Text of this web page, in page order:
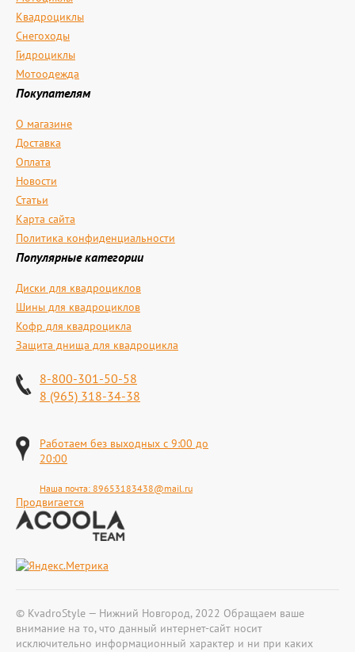
Квадроциклы
Снегоходы
Гидроциклы
Мотоодежда
Покупателям
О магазине
Доставка
Оплата
Новости
Статьи
Карта сайта
Политика конфиденциальности
Популярные категории
Диски для квадроциклов
Шины для квадроциклов
Кофр для квадроцикла
Защита днища для квадроцикла
8-800-301-50-58
8 (965) 318-34-38
Работаем без выходных с 9:00 до
20:00
Наша почта: 89653183438@mail.ru
Продвигается
© KvadroStyle — Нижний Новгород, 2022 Обращаем ваше
внимание на то, что данный интернет-сайт носит
исключительно информационный характер и ни при каких